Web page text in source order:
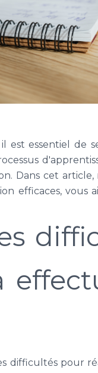
est essentiel de
Dans cet
efficaces, vous
difficultés pour